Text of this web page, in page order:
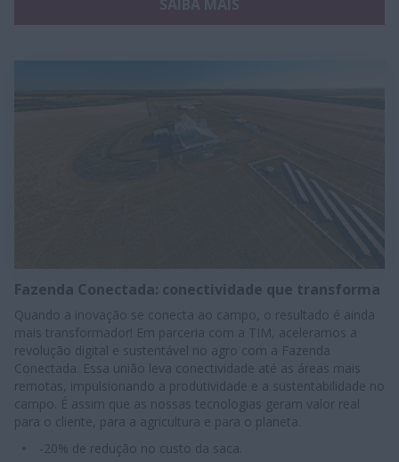
Fazenda Conectada: conectividade que transforma
Quando a inovação se conecta ao campo, o resultado é ainda
mais transformador! Em parceria com a TIM, aceleramos a
revolução digital e sustentável no agro com a Fazenda
Conectada. Essa união leva conectividade até as áreas mais
remotas, impulsionando a produtividade e a sustentabilidade no
campo. É assim que as nossas tecnologias geram valor real
para o cliente, para a agricultura e para o planeta.
-20% de redução no custo da saca.